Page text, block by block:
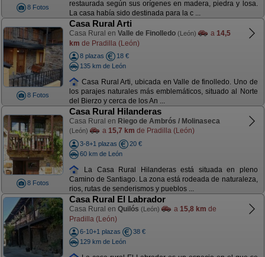
8 Fotos
restaurada según sus orígenes en madera, piedra y losa.
La casa había sido destinada para la c ...
8 Fotos
Casa Rural Arti
Casa Rural en Valle de Finolledo (León) a 14,5
km de Pradilla (León)
8 plazas
18 €
135 km de León
Casa Rural Arti, ubicada en Valle de finolledo. Uno de
los parajes naturales más emblemáticos, situado al Norte
del Bierzo y cerca de los An ...
8 Fotos
Casa Rural Hilanderas
Casa Rural en Riego de Ambrós / Molinaseca
(León) a 15,7 km de Pradilla (León)
3-8+1 plazas
20 €
60 km de León
La Casa Rural Hilanderas está situada en pleno
Camino de Santiago. La zona está rodeada de naturaleza,
rios, rutas de senderismos y pueblos ...
Casa Rural El Labrador
Casa Rural en Quilós (León) a 15,8 km de
Pradilla (León)
6-10+1 plazas
38 €
129 km de León